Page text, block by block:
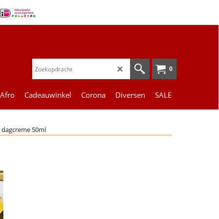
0
Cadeauwinkel Corona Diversen SALE
50ml